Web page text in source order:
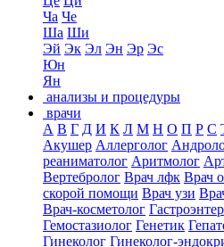
Ча Че
Ша Ши
Эй Эк Эл Эн Эр Эс
Юн
Ян
анализы и процедуры
врачи
А В Г Д И К Л М Н О П Р С
Акушер Аллерголог
реаниматолог Аритмолог
Вертебролог Врач лфк Врач
скорой помощи Врач узи
Врач-косметолог
Гемостазиолог Генетик
Гинеколог Гинеколог-